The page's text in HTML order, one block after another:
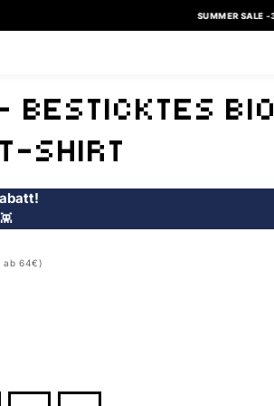
SUMMER SALE -30%
BESTICKTES BIO
SHIRT
ab 64€)